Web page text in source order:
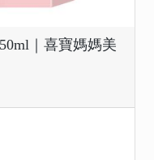
｜喜寶媽媽美